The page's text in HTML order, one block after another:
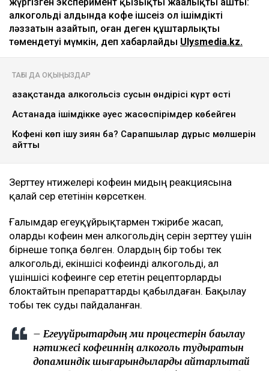
жүргізген эксперимент қызықты жаңалықты ашты:
алкогольдің алдында кофе ішсеңіз ол ішімдіктің
ләззатын азайтып, оған деген құштарлықты
төмендетуі мүмкін, деп хабарлайды Ulysmedia.kz.
ТАҒЫ ДА ОҚЫҢЫЗДАР
Қазақстанда алкогольсіз сусын өндірісі күрт өсті
Астанада ішімдікке әуес жасөспірімдер көбейген
Кофені көп ішу зиян ба? Сарапшылар дұрыс мөлшерін
айтты
Зерттеу нәтижелері кофеин мидың реакциясына
қалай әсер ететінін көрсеткен.
Ғалымдар егеуқұйрықтармен тәжірибе жасап,
оларды кофеин мен алкогольдің әсерін зерттеу үшін
бірнеше топқа бөлген. Олардың бір тобы тек
алкогольді, екіншісі кофеинді алкогольді, ал
үшіншісі кофеинге әсер ететін рецепторларды
блоктайтын препараттарды қабылдаған. Бақылау
тобы тек суды пайдаланған.
– Егеуқұйрықтардың ми процестерін бақылау
нәтижесі кофеиннің алкоголь тудыратын
допаминдік шығарындыларды айтарлықтай